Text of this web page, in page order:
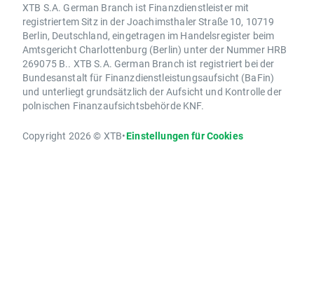
XTB S.A. German Branch ist Finanzdienstleister mit
registriertem Sitz in der Joachimsthaler Straße 10, 10719
Berlin, Deutschland, eingetragen im Handelsregister beim
Amtsgericht Charlottenburg (Berlin) unter der Nummer HRB
269075 B.. XTB S.A. German Branch ist registriert bei der
Bundesanstalt für Finanzdienstleistungsaufsicht (BaFin)
und unterliegt grundsätzlich der Aufsicht und Kontrolle der
polnischen Finanzaufsichtsbehörde KNF.
Copyright 2026 © XTB•Einstellungen für Cookies